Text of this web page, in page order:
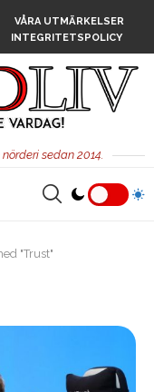
VÅRA UTMÄRKELSER
INTEGRITETSPOLICY
sedan 2014.
"Trust"